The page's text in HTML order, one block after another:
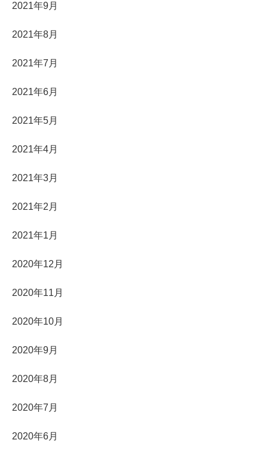
2021年9月
2021年8月
2021年7月
2021年6月
2021年5月
2021年4月
2021年3月
2021年2月
2021年1月
2020年12月
2020年11月
2020年10月
2020年9月
2020年8月
2020年7月
2020年6月